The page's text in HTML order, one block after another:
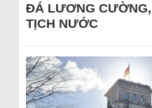
ĐÁ LƯƠNG
TỊCH NƯỚC